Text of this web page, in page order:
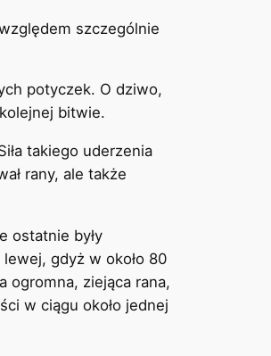
szczególnie
potyczek. O dziwo,
bitwie.
takiego uderzenia
rany, ale także
ostatnie były
gdyż w około 80
ogromna, ziejąca rana,
w ciągu około jednej